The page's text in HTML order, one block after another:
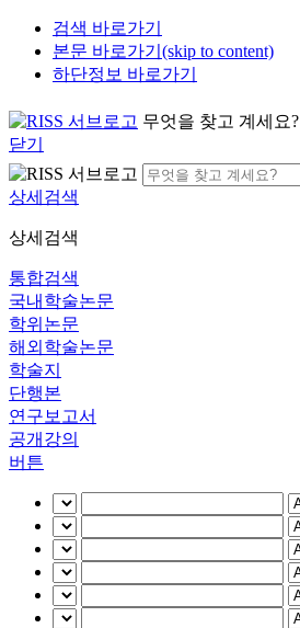
검색 바로가기
본문 바로가기(skip to content)
하단정보 바로가기
무엇을 찾고 계세요?
닫기
상세검색
상세검색
통합검색
국내학술논문
학위논문
해외학술논문
학술지
단행본
연구보고서
공개강의
버튼